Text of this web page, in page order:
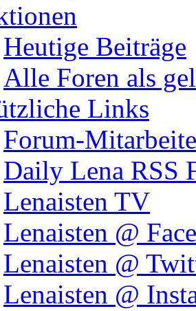
Heutige Beiträge
Alle Foren als
Links
Forum-
Daily Lena RSS
Lenaisten TV
Lenaisten @
Lenaisten @
Lenaisten @